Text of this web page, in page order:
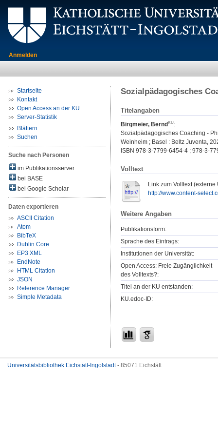
Anmelden
Startseite
Kontakt
Open Access an der KU
Server-Statistik
Blättern
Suchen
Suche nach Personen
im Publikationsserver
bei BASE
bei Google Scholar
Daten exportieren
ASCII Citation
Atom
BibTeX
Dublin Core
EP3 XML
EndNote
HTML Citation
JSON
Reference Manager
Simple Metadata
Sozialpädagogisches
Titelangaben
Birgmeier, Bernd
:
Sozialpädagogisches Coaching -
Weinheim ; Basel : Beltz Juventa,
ISBN 978-3-7799-6454-4 ; 978-3-
Volltext
Link zum Volltext (externe
http://www.content-
Weitere Angaben
Publikationsform:
Sprache des Eintrags:
Institutionen der Universität:
Open Access: Freie Zugänglichkeit
des Volltexts?:
Titel an der KU entstanden:
KU.edoc-ID:
Universitätsbibliothek Eichstätt-Ingolstadt- 85071 Eichstätt